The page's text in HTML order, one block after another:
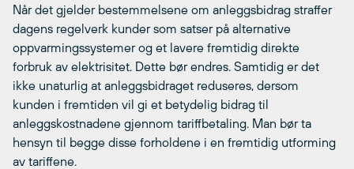
Når det gjelder bestemmelsene om anleggsbidrag straffer
dagens regelverk kunder som satser på alternative
oppvarmingssystemer og et lavere fremtidig direkte
forbruk av elektrisitet. Dette bør endres. Samtidig er det
ikke unaturlig at anleggsbidraget reduseres, dersom
kunden i fremtiden vil gi et betydelig bidrag til
anleggskostnadene gjennom tariffbetaling. Man bør ta
hensyn til begge disse forholdene i en fremtidig utforming
av tariffene.